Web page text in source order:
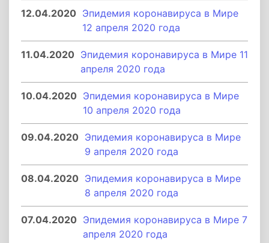
12.04.2020 Эпидемия коронавируса в Мире
12 апреля 2020 года
11.04.2020 Эпидемия коронавируса в Мире 11
апреля 2020 года
10.04.2020 Эпидемия коронавируса в Мире
10 апреля 2020 года
09.04.2020 Эпидемия коронавируса в Мире
9 апреля 2020 года
08.04.2020 Эпидемия коронавируса в Мире
8 апреля 2020 года
07.04.2020 Эпидемия коронавируса в Мире 7
апреля 2020 года